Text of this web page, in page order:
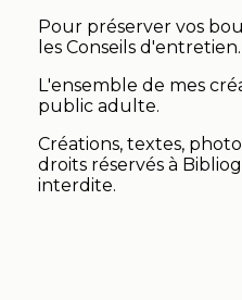
Pour préserver vos
les Conseils d'entretien.
L'ensemble de mes
public adulte.
Créations, textes,
droits réservés à
interdite.